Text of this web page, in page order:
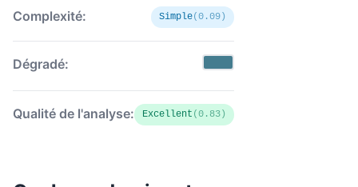
Complexité: Simple(0.09)
Dégradé:
Qualité de l'analyse: Excellent (0.83)